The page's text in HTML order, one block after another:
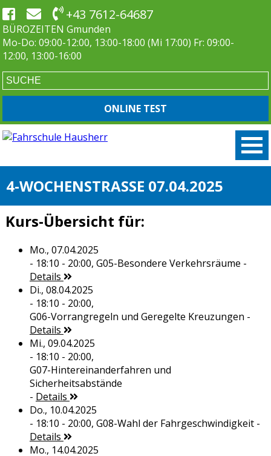
+43 7612-64687
BÜROZEITEN Gmunden
Mo-Do: 09:00-12:00, 13:00-18:00 (Mi 17:00) Fr: 09:00-
12:00, 13:00-16:00
ONLINE TEST
4-WOCHENSTRASSE 07.04.2025
Kurs-Übersicht für:
Mo., 07.04.2025
- 18:10 - 20:00, G05-Besondere Verkehrsräume -
Details
Di., 08.04.2025
- 18:10 - 20:00,
G06-Vorrangregeln und Geregelte Kreuzungen -
Details
Mi., 09.04.2025
- 18:10 - 20:00,
G07-Hintereinanderfahren und
Sicherheitsabstände
- Details
Do., 10.04.2025
- 18:10 - 20:00, G08-Wahl der Fahrgeschwindigkeit-
Details
Mo., 14.04.2025